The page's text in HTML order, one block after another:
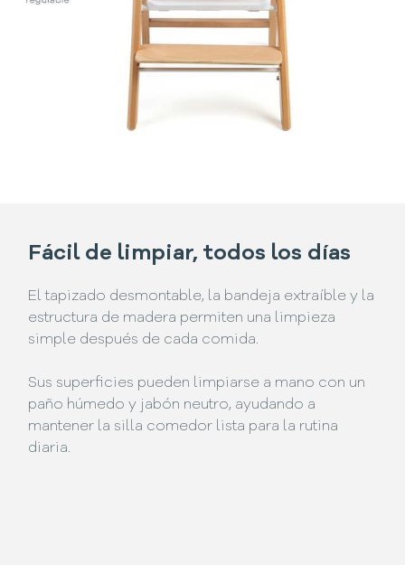
Fácil de limpiar, todos los días
El tapizado desmontable, la bandeja extraíble y la
estructura de madera permiten una limpieza
simple después de cada comida.
Sus superficies pueden limpiarse a mano con un
paño húmedo y jabón neutro, ayudando a
mantener la silla comedor lista para la rutina
diaria.